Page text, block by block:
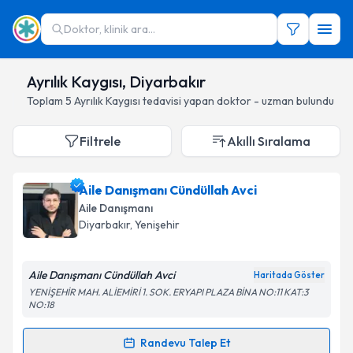
Doktor, klinik ara...
Ayrılık Kaygısı, Diyarbakır
Toplam 5 Ayrılık Kaygısı tedavisi yapan doktor - uzman bulundu
Filtrele Akıllı Sıralama
Aile Danışmanı Cündüllah Avci
Aile Danışmanı
Diyarbakır, Yenişehir
Aile Danışmanı Cündüllah Avci Haritada Göster
YENİŞEHİR MAH. ALİEMİRİ 1. SOK. ERYAPI PLAZA BİNA NO:11 KAT:3
NO:18
Randevu Talep Et